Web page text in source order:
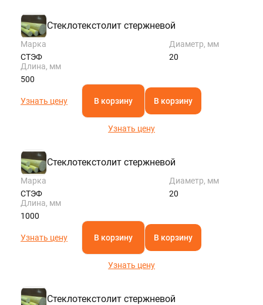
Стеклотекстолит стержневой
Марка
СТЭФ
Диаметр, мм
20
Длина, мм
500
Узнать цену В корзину В корзину
Узнать цену
Стеклотекстолит стержневой
Марка
СТЭФ
Диаметр, мм
20
Длина, мм
1000
Узнать цену В корзину В корзину
Узнать цену
Стеклотекстолит стержневой